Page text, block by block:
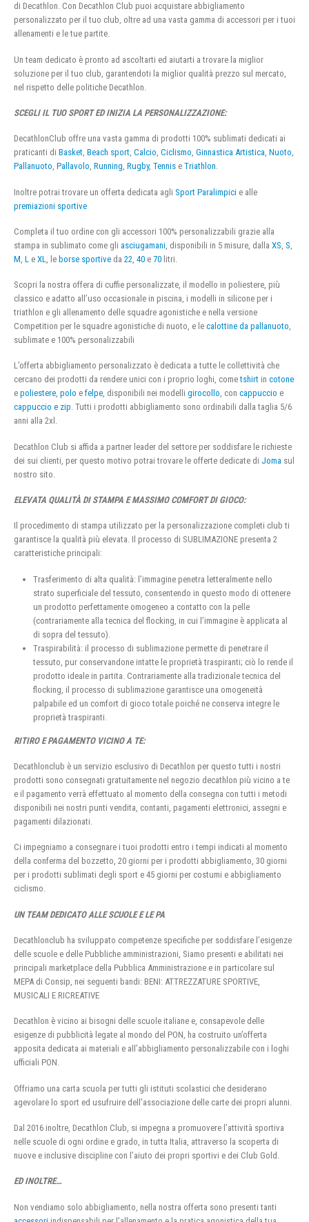
di Decathlon. Con Decathlon Club puoi acquistare abbigliamento
personalizzato per il tuo club, oltre ad una vasta gamma di accessori per i tuoi
allenamenti e le tue partite.
Un team dedicato è pronto ad ascoltarti ed aiutarti a trovare la miglior
soluzione per il tuo club, garantendoti la miglior qualità prezzo sul mercato,
nel rispetto delle politiche Decathlon.
SCEGLI IL TUO SPORT ED INIZIA LA PERSONALIZZAZIONE:
DecathlonClub offre una vasta gamma di prodotti 100% sublimati dedicati ai
praticanti di Basket, Beach sport, Calcio, Ciclismo, Ginnastica Artistica, Nuoto,
Pallanuoto, Pallavolo, Running, Rugby, Tennis e Triathlon.
Inoltre potrai trovare un offerta dedicata agli Sport Paralimpici e alle
premiazioni sportive
Completa il tuo ordine con gli accessori 100% personalizzabili grazie alla
stampa in sublimato come gli asciugamani , disponibili in 5 misure, dalla XS S
M L e XL , le borse sportive da 22 40 e 70 litri.
Scopri la nostra offera di cuffie personalizzate, il modello in poliestere, più
classico e adatto all’uso occasionale in piscina, i modelli in silicone per i
triathlon e gli allenamento delle squadre agonistiche e nella versione
Competition per le squadre agonistiche di nuoto, e le calottine da pallanuoto,
sublimate e 100% personalizzabili
L’offerta abbigliamento personalizzato è dedicata a tutte le collettività che
cercano dei prodotti da rendere unici con i proprio loghi, cometshirt in cotone
e poliestere, polo e felpe, disponibili nei modelli girocollo, con cappuccio e
cappuccio e zip. Tutti i prodotti abbigliamento sono ordinabili dalla taglia 5/6
anni alla 2xl.
Decathlon Club si affida a partner leader del settore per soddisfare le richieste
dei sui clienti, per questo motivo potrai trovare le offerte dedicate di Joma sul
nostro sito.
ELEVATA QUALITÀ DI STAMPA E MASSIMO COMFORT DI GIOCO:
Il procedimento di stampa utilizzato per la personalizzazione completi club ti
garantisce la qualità più elevata. Il processo di SUBLIMAZIONE presenta 2
caratteristiche principali:
Trasferimento di alta qualità: l’immagine penetra letteralmente nello
strato superficiale del tessuto, consentendo in questo modo di ottenere
un prodotto perfettamente omogeneo a contatto con la pelle
(contrariamente alla tecnica del flocking, in cui l’immagine è applicata al
di sopra del tessuto).
Traspirabilità: il processo di sublimazione permette di penetrare il
tessuto, pur conservandone intatte le proprietà traspiranti; ciò lo rende il
prodotto ideale in partita. Contrariamente alla tradizionale tecnica del
flocking, il processo di sublimazione garantisce una omogeneità
palpabile ed un comfort di gioco totale poiché ne conserva integre le
proprietà traspiranti.
RITIRO E PAGAMENTO VICINO A TE:
Decathlonclub è un servizio esclusivo di Decathlon per questo tutti i nostri
prodotti sono consegnati gratuitamente nel negozio decathlon più vicino a te
e il pagamento verrà effettuato al momento della consegna con tutti i metodi
disponibili nei nostri punti vendita, contanti, pagamenti elettronici, assegni e
pagamenti dilazionati.
Ci impegniamo a consegnare i tuoi prodotti entro i tempi indicati al momento
della conferma del bozzetto, 20 giorni per i prodotti abbigliamento, 30 giorni
per i prodotti sublimati degli sport e 45 giorni per costumi e abbigliamento
ciclismo.
UN TEAM DEDICATO ALLE SCUOLE E LE PA
Decathlonclub ha sviluppato competenze specifiche per soddisfare l’esigenze
delle scuole e delle Pubbliche amministrazioni, Siamo presenti e abilitati nei
principali marketplace della Pubblica Amministrazione e in particolare sul
MEPA di Consip, nei seguenti bandi: BENI: ATTREZZATURE SPORTIVE,
MUSICALI E RICREATIVE
Decathlon è vicino ai bisogni delle scuole italiane e, consapevole delle
esigenze di pubblicità legate al mondo del PON, ha costruito un’offerta
apposita dedicata ai materiali e all’abbigliamento personalizzabile con i loghi
ufficiali PON.
Offriamo una carta scuola per tutti gli istituti scolastici che desiderano
agevolare lo sport ed usufruire dell’associazione delle carte dei propri alunni.
Dal 2016 inoltre, Decathlon Club, si impegna a promuovere l’attività sportiva
nelle scuole di ogni ordine e grado, in tutta Italia, attraverso la scoperta di
nuove e inclusive discipline con l’aiuto dei propri sportivi e dei Club Gold.
ED INOLTRE…
Non vendiamo solo abbigliamento, nella nostra offerta sono presenti tanti